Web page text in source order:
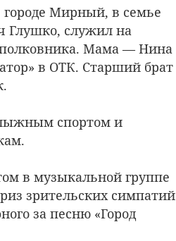
городе Мирный, в семье
Глушко, служил на
Мама — Нина
в ОТК. Старший брат
лыжным спортом и
в музыкальной группе
зрительских симпатий
за песню «Город